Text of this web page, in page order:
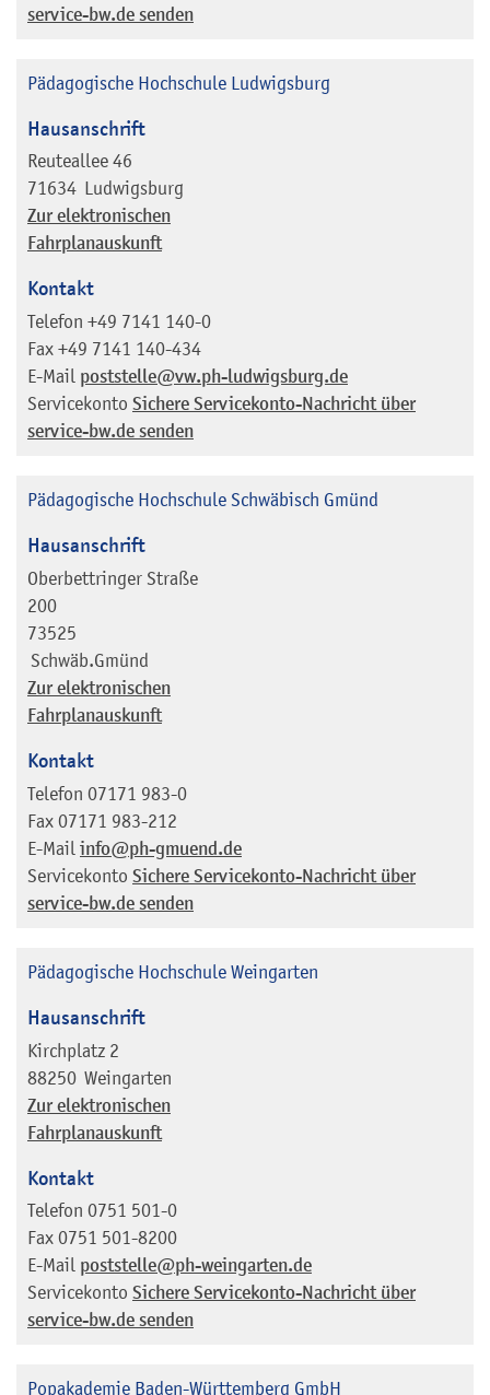
service-bw.de senden
Pädagogische Hochschule Ludwigsburg
Hausanschrift
Reuteallee 46
71634 Ludwigsburg
Zur elektronischen
Fahrplanauskunft
Kontakt
Telefon +49 7141 140-0
Fax +49 7141 140-434
E-Mail poststelle@vw.ph-ludwigsburg.de
Servicekonto Sichere Servicekonto-Nachricht über
service-bw.de senden
Pädagogische Hochschule Schwäbisch Gmünd
Hausanschrift
Oberbettringer Straße
200
73525
Schwäb.Gmünd
Zur elektronischen
Fahrplanauskunft
Kontakt
Telefon 07171 983-0
Fax 07171 983-212
E-Mail info@ph-gmuend.de
Servicekonto Sichere Servicekonto-Nachricht über
service-bw.de senden
Pädagogische Hochschule Weingarten
Hausanschrift
Kirchplatz 2
88250 Weingarten
Zur elektronischen
Fahrplanauskunft
Kontakt
Telefon 0751 501-0
Fax 0751 501-8200
E-Mail poststelle@ph-weingarten.de
Servicekonto Sichere Servicekonto-Nachricht über
service-bw.de senden
Popakademie Baden-Württemberg GmbH